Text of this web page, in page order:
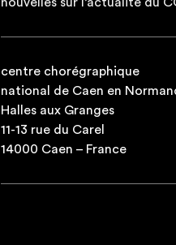
centre chorégraphique
national de Caen en
Halles aux Granges
11-13 rue du Carel
14000 Caen – France